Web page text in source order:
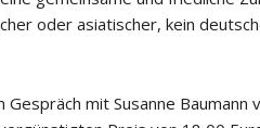
oder asiatischer, kein
mit Susanne Baumann